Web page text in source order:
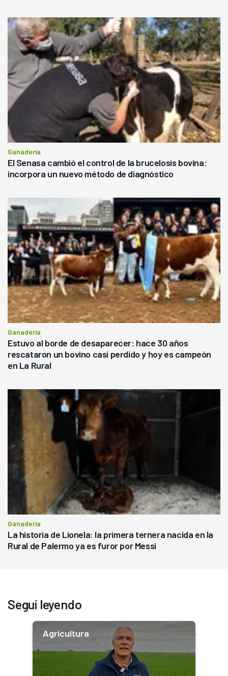
Ganadería
El Senasa cambió el control de la brucelosis bovina:
incorpora un nuevo método de diagnóstico
Ganadería
Estuvo al borde de desaparecer: hace 30 años
rescataron un bovino casi perdido y hoy es campeón
en La Rural
Ganadería
La historia de Lionela: la primera ternera nacida en la
Rural de Palermo ya es furor por Messi
Seguí leyendo
Agricultura